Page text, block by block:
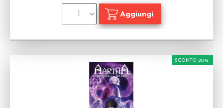
SCONTO 20%